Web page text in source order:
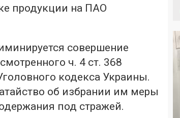
продукции на ПАО
совершение
ч. 4 ст. 368
кодекса Украины.
об избрании им меры
под стражей.